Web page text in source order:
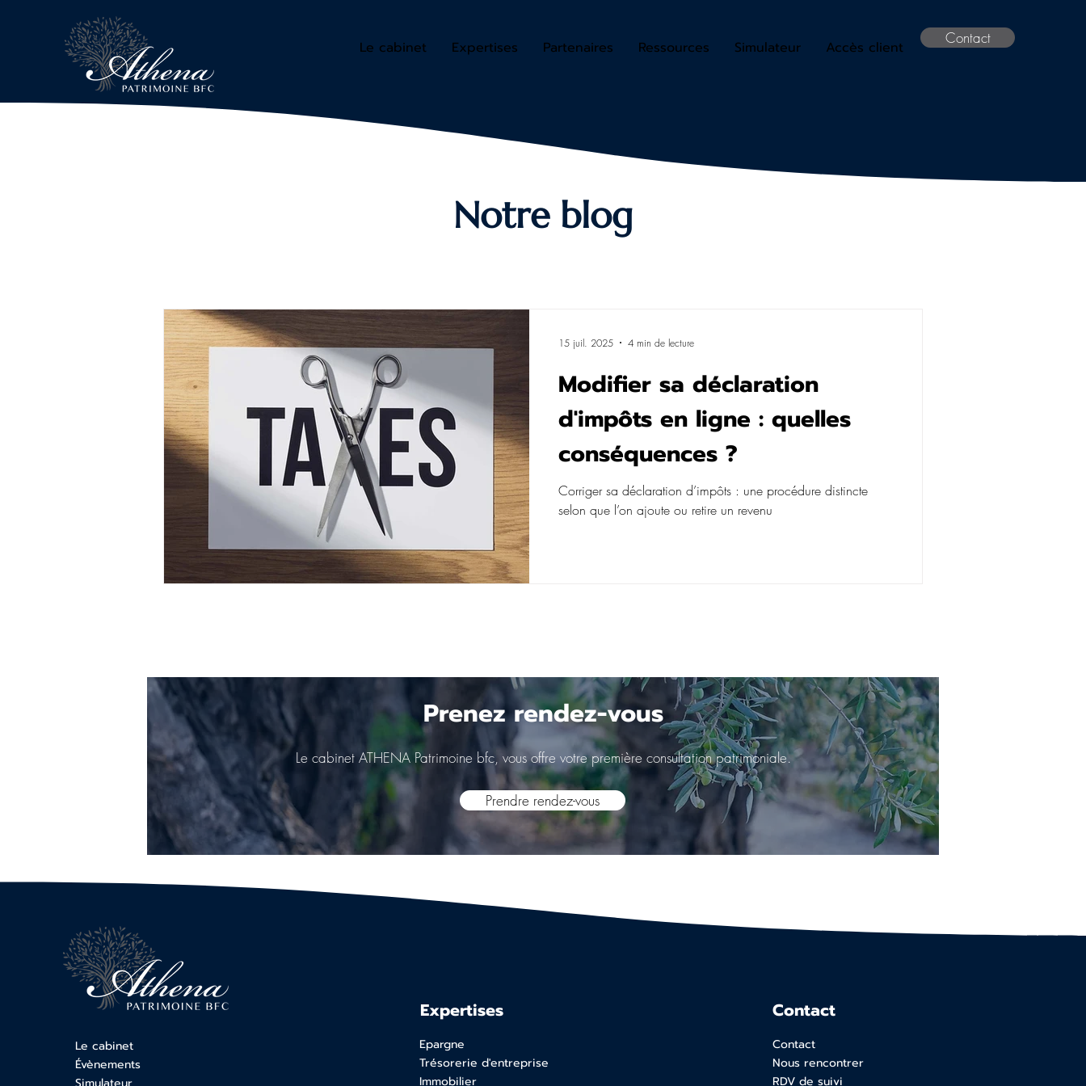
Le cabinet Expertises Partenaires Ressources Simulateur Accès client
Contact
Notre blog
Modifier sa déclaration
d'impôts en ligne : quelles
conséquences ?
Corriger sa déclaration d’impôts : une procédure distincte
selon que l’on ajoute ou retire un revenu
15 juil. 2025 4 min de lecture
Prenez rendez-vous
Le cabinet ATHENA Patrimoine bfc, vous offre votre première consultation patrimoniale.
Prendre rendez-vous
Le cabinet
Évènements
Expertises
Epargne
Trésorerie d'entreprise
Immobilier
Contact
Contact
Nous rencontrer
RDV de suivi